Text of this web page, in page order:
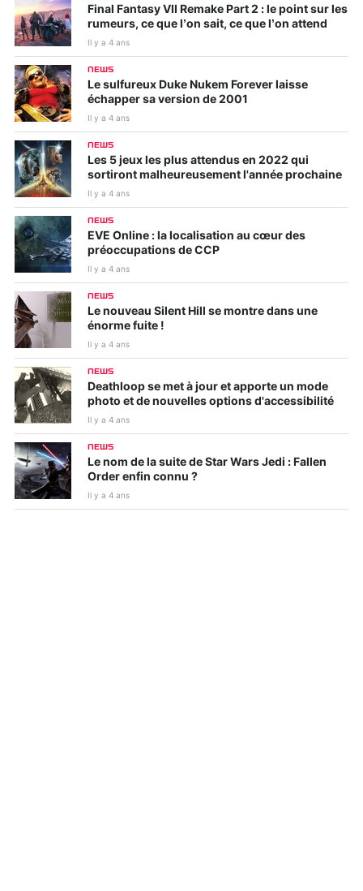
Final Fantasy VII Remake Part 2 : le point sur les
rumeurs, ce que l’on sait, ce que l’on attend
Il y a 4 ans
NEWS
Le sulfureux Duke Nukem Forever laisse
échapper sa version de 2001
Il y a 4 ans
NEWS
Les 5 jeux les plus attendus en 2022 qui
sortiront malheureusement l'année prochaine
Il y a 4 ans
NEWS
EVE Online : la localisation au cœur des
préoccupations de CCP
Il y a 4 ans
NEWS
Le nouveau Silent Hill se montre dans une
énorme fuite !
Il y a 4 ans
NEWS
Deathloop se met à jour et apporte un mode
photo et de nouvelles options d'accessibilité
Il y a 4 ans
NEWS
Le nom de la suite de Star Wars Jedi : Fallen
Order enfin connu ?
Il y a 4 ans